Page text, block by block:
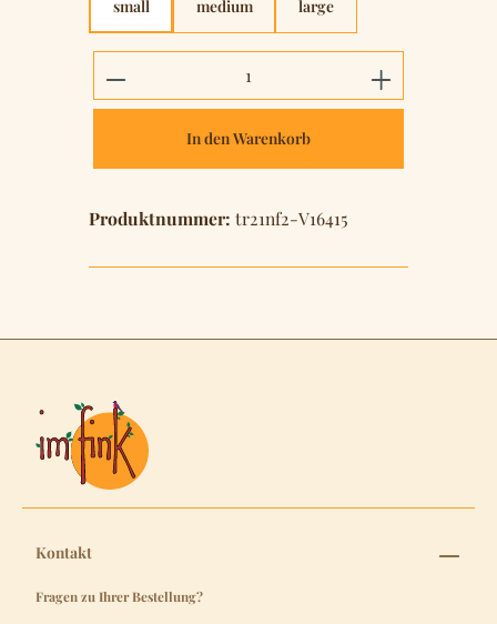
small medium large
Produkt Anzahl: Gib den
In den Warenkorb
Produktnummer: tr21nf2-V16415
Kontakt
Fragen zu Ihrer Bestellung?